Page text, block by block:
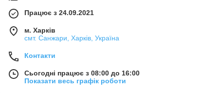
Працює з 24.09.2021
м. Харків
смт. Санжари, Харків, Україна
Контакти
Сьогодні працює з 08:00 до 16:00
Показати весь графік роботи